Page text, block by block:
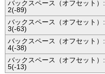
バックスペース（オフセット）:
2(-89)
バックスペース（オフセット）:
3(-63)
バックスペース（オフセット）:
4(-38)
バックスペース（オフセット）:
5(-13)